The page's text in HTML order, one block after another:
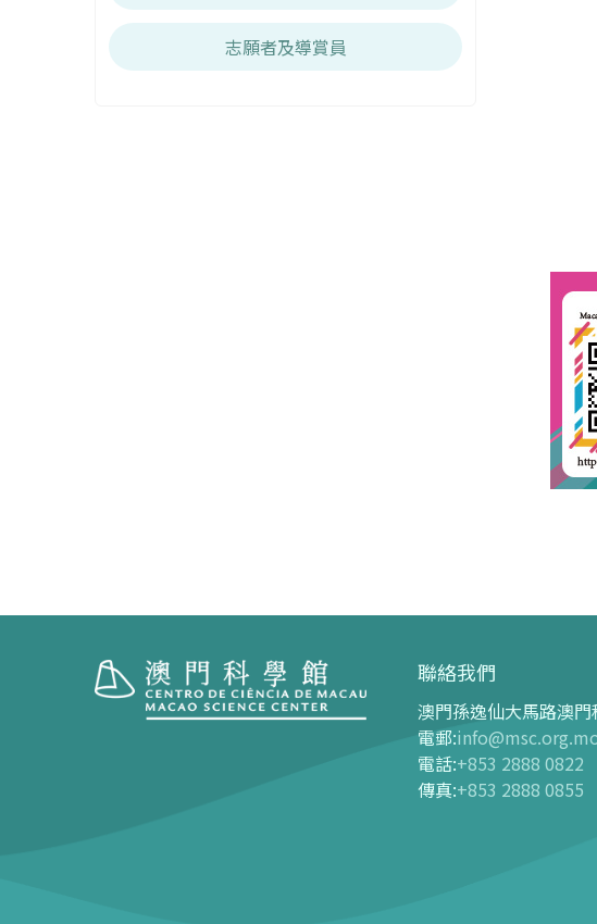
志願者及導賞員
展覽中心
展覽中心介紹
長期展覽
聯絡我們
澳門孫逸仙大馬路澳門
電郵:
電話:+853 2888 0822
傳真:+853 2888 0855